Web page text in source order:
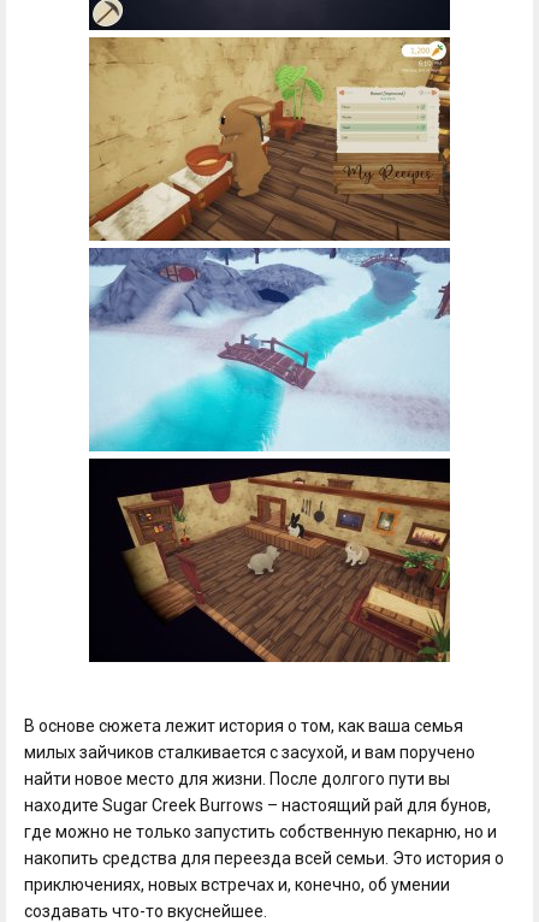
В основе сюжета лежит история о том, как ваша семья
милых зайчиков сталкивается с засухой, и вам поручено
найти новое место для жизни. После долгого пути вы
находите Sugar Creek Burrows – настоящий рай для бунов,
где можно не только запустить собственную пекарню, но и
накопить средства для переезда всей семьи. Это история о
приключениях, новых встречах и, конечно, об умении
создавать что-то вкуснейшее.